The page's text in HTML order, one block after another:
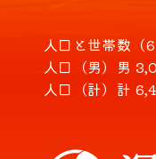
人口と世帯数（6
人口（男） 男
人口（計） 計